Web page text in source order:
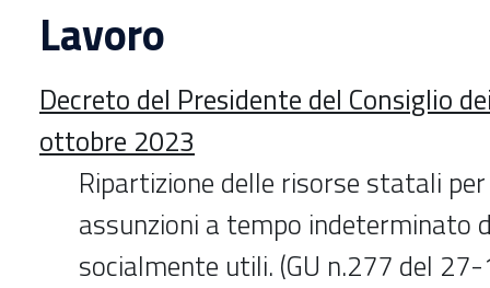
Per approfondire
Appuntamenti
Prenotazione spazi
Lavoro
Decreto del Presidente del Consiglio
ottobre 2023
Ripartizione delle risorse statali
assunzioni a tempo indeterminato
socialmente utili. (GU n.277 del